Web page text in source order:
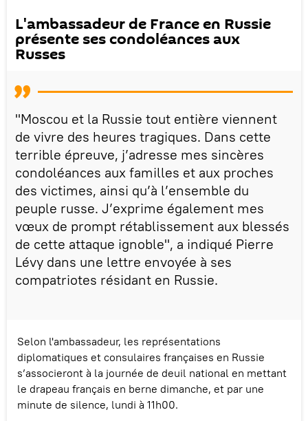
L'ambassadeur de France en Russie
présente ses condoléances aux
Russes
"Moscou et la Russie tout entière viennent
de vivre des heures tragiques. Dans cette
terrible épreuve, j’adresse mes sincères
condoléances aux familles et aux proches
des victimes, ainsi qu’à l’ensemble du
peuple russe. J’exprime également mes
vœux de prompt rétablissement aux blessés
de cette attaque ignoble", a indiqué Pierre
Lévy dans une lettre envoyée à ses
compatriotes résidant en Russie.
Selon l'ambassadeur, les représentations
diplomatiques et consulaires françaises en Russie
s’associeront à la journée de deuil national en mettant
le drapeau français en berne dimanche, et par une
minute de silence, lundi à 11h00.